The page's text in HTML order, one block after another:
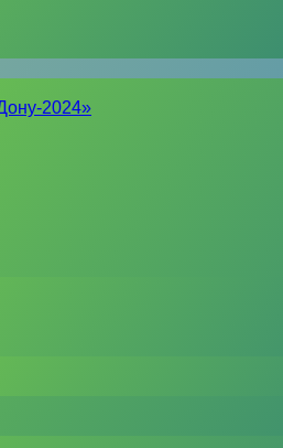
2024»